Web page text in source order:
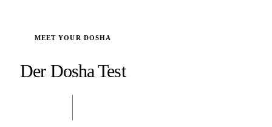
MEET YOUR DOSHA
Der Dosha Test